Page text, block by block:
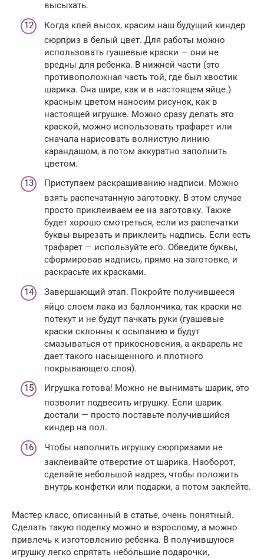
высыхать.
Когда клей высох, красим наш будущий киндер
сюрприз в белый цвет. Для работы можно
использовать гуашевые краски — они не
вредны для ребенка. В нижней части (это
противоположная часть той, где был хвостик
шарика. Она шире, как и в настоящем яйце.)
красным цветом наносим рисунок, как в
настоящей игрушке. Можно сразу делать это
краской, можно использовать трафарет или
сначала нарисовать волнистую линию
карандашом, а потом аккуратно заполнить
цветом.
Приступаем раскрашиванию надписи. Можно
взять распечатанную заготовку. В этом случае
просто приклеиваем ее на заготовку. Также
будет хорошо смотреться, если из распечатки
буквы вырезать и приклеить надпись. Если есть
трафарет — используйте его. Обведите буквы,
сформировав надпись, прямо на заготовке, и
раскрасьте их красками.
Завершающий этап. Покройте получившееся
яйцо слоем лака из баллончика, так краски не
потекут и не будут пачкать руки (гуашевые
краски склонны к осыпанию и будут
смазываться от прикосновения, а акварель не
дает такого насыщенного и плотного
покрывающего слоя).
Игрушка готова! Можно не вынимать шарик, это
позволит подвесить игрушку. Если шарик
достали — просто поставьте получившийся
киндер на пол.
Чтобы наполнить игрушку сюрпризами не
заклеивайте отверстие от шарика. Наоборот,
сделайте небольшой надрез, чтобы положить
внутрь конфетки или подарки, а потом заклейте.
Мастер класс, описанный в статье, очень понятный.
Сделать такую поделку можно и взрослому, а можно
привлечь к изготовлению ребенка. В получившуюся
игрушку легко спрятать небольшие подарочки,